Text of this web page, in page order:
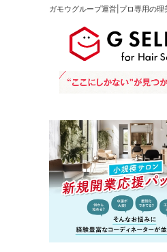
ガモウグループ運営|プロ専用の